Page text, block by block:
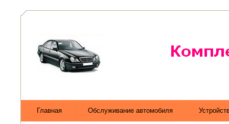
Главная Обслуживание автомобиля